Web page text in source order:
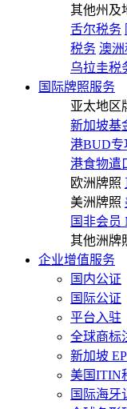
其他州及
舌尔税务
税务 澳
乌拉圭税
国际牌照服务
亚太地区
新加坡基
港BUD专
港食物遣
欧洲牌照
美洲牌照
国非会员
其他洲牌
企业增值服务
国内公证
国际公证
平台入驻
全球商标
新加坡
美国ITIN
国际海牙